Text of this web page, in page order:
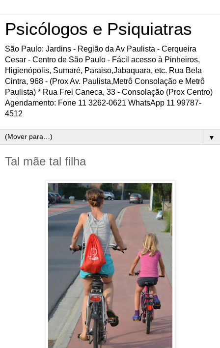
Psicólogos e Psiquiatras
São Paulo: Jardins - Região da Av Paulista - Cerqueira
Cesar - Centro de São Paulo - Fácil acesso à Pinheiros,
Higienópolis, Sumaré, Paraiso,Jabaquara, etc. Rua Bela
Cintra, 968 - (Prox Av. Paulista,Metrô Consolação e Metrô
Paulista) * Rua Frei Caneca, 33 - Consolação (Prox Centro)
Agendamento: Fone 11 3262-0621 WhatsApp 11 99787-
4512
▼
Tal mãe tal filha